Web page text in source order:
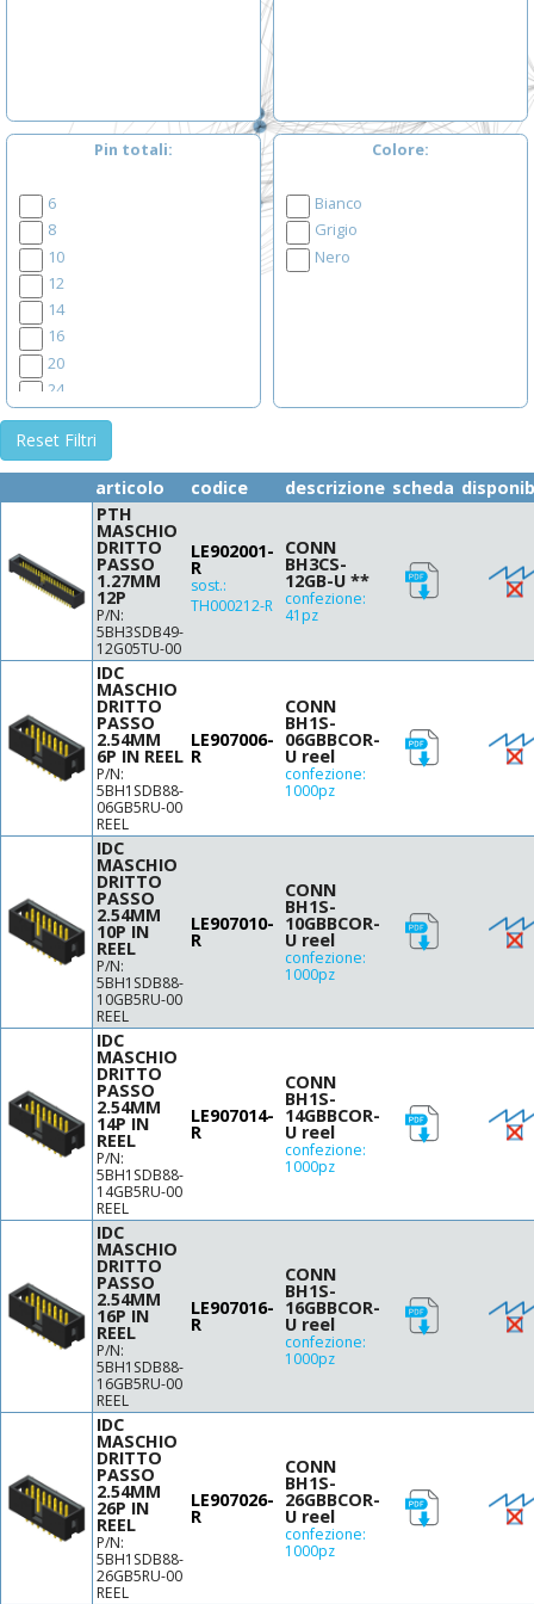
Pin totali
6
8
10
12
14
16
20
24
26
30
34
52
60
Colore
Bianco
Grigio
Nero
Reset Filtri
articolo codice descrizione scheda
PTH
MASCHIO
DRITTO
PASSO
1.27MM
12P
P/N:
5BH3SDB49-
12G05TU-00
LE902001-
R
sost.:
TH000212-R
CONN
BH3CS-
12GB-U **
confezione:
41pz
IDC
MASCHIO
DRITTO
PASSO
2.54MM
6P IN REEL
P/N:
5BH1SDB88-
06GB5RU-00
REEL
LE907006-
R
CONN
BH1S-
06GBBCOR-
U reel
confezione:
1000pz
IDC
MASCHIO
DRITTO
PASSO
2.54MM
10P IN
REEL
P/N:
5BH1SDB88-
10GB5RU-00
REEL
LE907010-
R
CONN
BH1S-
10GBBCOR-
U reel
confezione:
1000pz
IDC
MASCHIO
DRITTO
PASSO
2.54MM
14P IN
REEL
P/N:
5BH1SDB88-
14GB5RU-00
REEL
LE907014-
R
CONN
BH1S-
14GBBCOR-
U reel
confezione:
1000pz
IDC
MASCHIO
DRITTO
PASSO
2.54MM
16P IN
REEL
P/N:
5BH1SDB88-
16GB5RU-00
REEL
LE907016-
R
CONN
BH1S-
16GBBCOR-
U reel
confezione:
1000pz
IDC
MASCHIO
DRITTO
PASSO
2.54MM
26P IN
REEL
P/N:
5BH1SDB88-
26GB5RU-00
REEL
LE907026-
R
CONN
BH1S-
26GBBCOR-
U reel
confezione:
1000pz